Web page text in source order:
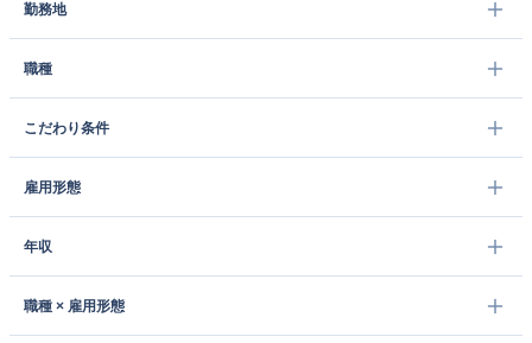
勤務地
職種
こだわり条件
雇用形態
年収
職種 × 雇用形態